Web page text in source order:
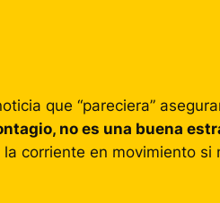
que “pareciera”
no es una buena
corriente en movimiento si